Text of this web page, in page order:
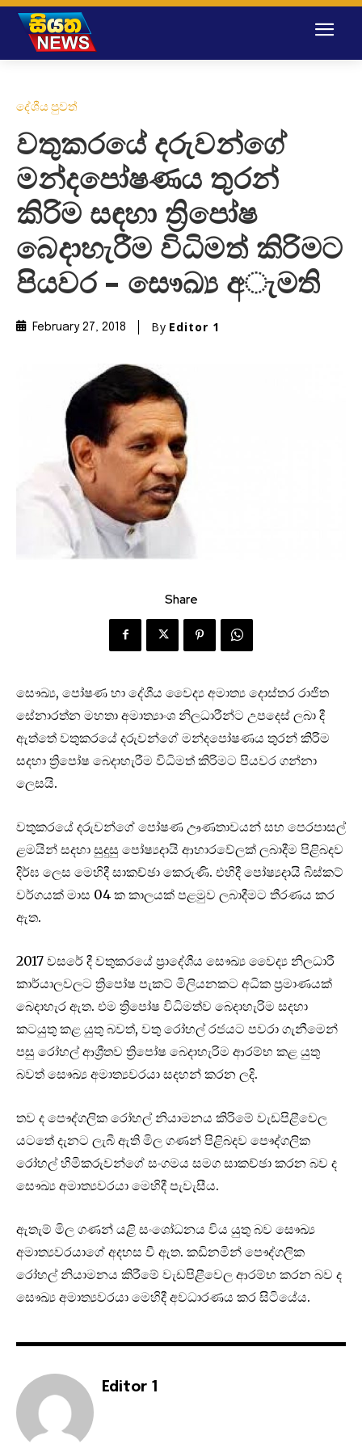
දේශීය පුවත්
වතුකරයේ දරුවන්ගේ
මන්දපෝෂණය තුරන්
කිරිම සඳහා ත්‍රිපෝෂ
බෙදාහැරීම විධිමත් කිරිමට
පියවර – සෞඛ්‍ය අැමති
February 27, 2018 By Editor 1
Share
සෞඛ්‍ය, පෝෂණ හා දේශීය වෛද්‍ය අමාත්‍ය දොස්තර රාජිත
සේනාරත්න මහතා අමාත්‍යාංශ නිලධාරීන්ට උපදෙස් ලබා දී
ඇත්තේ වතුකරයේ දරුවන්ගේ මන්දපෝෂණය තුරන් කිරිම
සදහා ත්‍රිපෝෂ බෙදාහැරීම විධිමත් කිරිමට පියවර ගන්නා
ලෙසයි.
වතුකරයේ දරුවන්ගේ පෝෂණ ඌණතාවයන් සහ පෙරපාසල්
ළමයින් සදහා සුදුසු පෝෂ්‍යදායි ආහාරවේලක් ලබාදීම පිළිබදව
දිර්ඝ ලෙස මෙහිදී සාකච්ඡා කෙරුණි. එහිදී පෝෂ්‍යදායි බිස්කට්
වර්ගයක් මාස 04 ක කාලයක් පළමුව ලබාදීමට තීරණය කර
ඇත.
2017 වසරේ දී වතුකරයේ ප්‍රාදේශීය සෞඛ්‍ය වෛද්‍ය නිලධාරී
කාර්යාලවලට ත්‍රිපෝෂ පැකට් මිලියනකට අධික ප්‍රමාණයක්
බෙදාහැර ඇත. එම ත්‍රිපෝෂ විධිමත්ව බෙදාහැරිම සදහා
කටයුතු කළ යුතු බවත්, වතු රෝහල් රජයට පවරා ගැනීමෙන්
පසු රෝහල් ආශ්‍රීතව ත්‍රිපෝෂ බෙදාහැරිම ආරම්භ කළ යුතු
බවත් සෞඛ්‍ය අමාත්‍යවරයා සදහන් කරන ලදි.
තව ද පෞද්ගලික රෝහල් නියාමනය කිරිමේ වැඩපිළීවෙල
යටතේ දැනට ලැබී ඇති මිල ගණන් පිළිබදව පෞද්ගලික
රෝහල් හිමිකරුවන්ගේ සංගමය සමග සාකච්ඡා කරන බව ද
සෞඛ්‍ය අමාත්‍යවරයා මෙහිදී පැවැසීය.
ඇතැම් මිල ගණන් යළි සංශෝධනය විය යුතු බව සෞඛ්‍ය
අමාත්‍යවරයාගේ අදහස වී ඇත. කඩිනමින් පෞද්ගලික
රෝහල් නියාමනය කිරීමේ වැඩපිළීවෙල ආරම්භ කරන බව ද
සෞඛ්‍ය අමාත්‍යවරයා මෙහිදී අවධාරණය කර සිටියේය.
Editor 1